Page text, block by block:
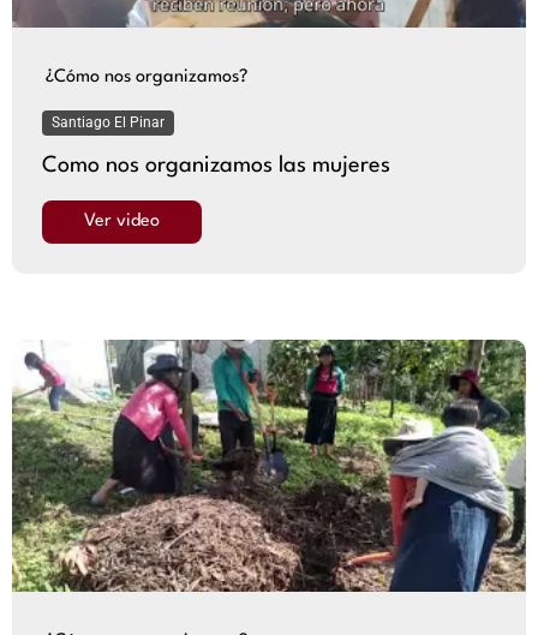
¿Cómo nos organizamos?
Santiago El Pinar
Como nos organizamos las mujeres
Ver video